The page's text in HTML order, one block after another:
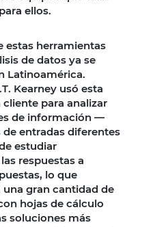
ellos.
estas herramientas
de datos ya se
Latinoamérica.
Kearney usó esta
para analizar
de información —
entradas diferentes
estudiar
respuestas a
lo que
gran cantidad de
hojas de cálculo
soluciones más